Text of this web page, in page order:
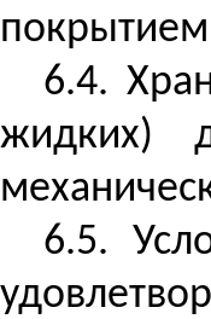
6.4.
жидких)
6.5.